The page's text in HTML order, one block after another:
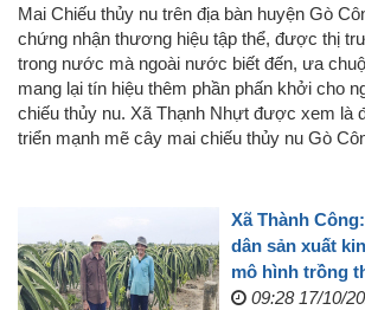
Mai Chiếu thủy nu trên địa bàn huyện Gò
chứng nhận thương hiệu tập thể, được thị
trong nước mà ngoài nước biết đến, ưa
mang lại tín hiệu thêm phần phấn khởi cho
chiếu thủy nu. Xã Thạnh Nhựt được xem là
triển mạnh mẽ cây mai chiếu thủy nu Gò
Xã Thành
dân sản xuất
mô hình trồng
09:28 17/10/